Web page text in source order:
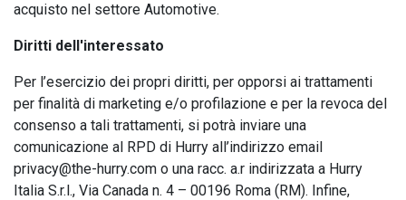
acquisto nel settore Automotive.
Diritti dell'interessato
Per l’esercizio dei propri diritti, per opporsi ai trattamenti
per finalità di marketing e/o profilazione e per la revoca del
consenso a tali trattamenti, si potrà inviare una
comunicazione al RPD di Hurry all’indirizzo email
privacy@the-hurry.com o una racc. a.r indirizzata a Hurry
Italia S.r.l., Via Canada n. 4 – 00196 Roma (RM). Infine,